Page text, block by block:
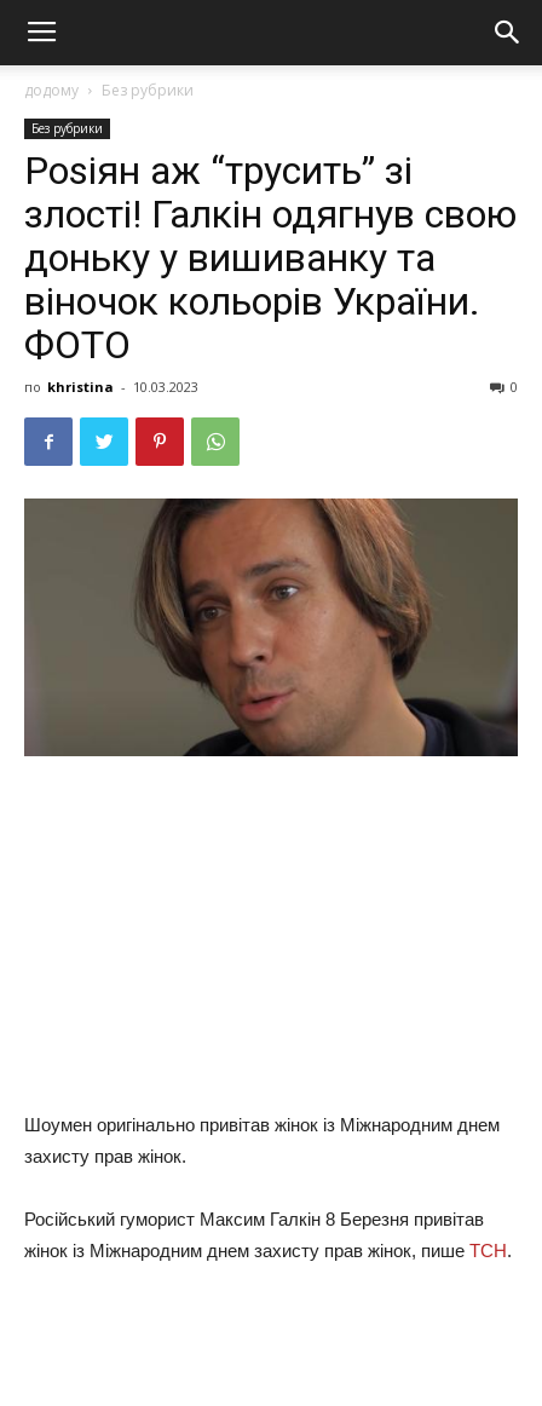
додому Без рубрики
Без рубрики
Роsiян аж “трусить” зі
злості! Галкін одягнув свою
доньку у вишивaнку та
віночок кольорів України.
ФОТО
по khristina - 10.03.2023 0
Шоумен оригінально привітав жінок із Міжнародним днем
захисту прав жінок.
Російський гуморист Максим Галкін 8 Березня привітав
жінок із Міжнародним днем захисту прав жінок, пише ТСН.